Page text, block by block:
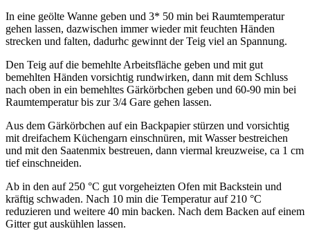
In eine geölte Wanne geben und 3* 50 min bei Raumtemperatur
gehen lassen, dazwischen immer wieder mit feuchten Händen
strecken und falten, dadurhc gewinnt der Teig viel an Spannung.
Den Teig auf die bemehlte Arbeitsfläche geben und mit gut
bemehlten Händen vorsichtig rundwirken, dann mit dem Schluss
nach oben in ein bemehltes Gärkörbchen geben und 60-90 min bei
Raumtemperatur bis zur 3/4 Gare gehen lassen.
Aus dem Gärkörbchen auf ein Backpapier stürzen und vorsichtig
mit dreifachem Küchengarn einschnüren, mit Wasser bestreichen
und mit den Saatenmix bestreuen, dann viermal kreuzweise, ca 1 cm
tief einschneiden.
Ab in den auf 250 °C gut vorgeheizten Ofen mit Backstein und
kräftig schwaden. Nach 10 min die Temperatur auf 210 °C
reduzieren und weitere 40 min backen. Nach dem Backen auf einem
Gitter gut auskühlen lassen.